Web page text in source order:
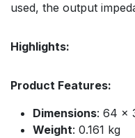
used, the output
Highlights:
Product Features:
Dimensions: 64 x
Weight: 0.161 kg